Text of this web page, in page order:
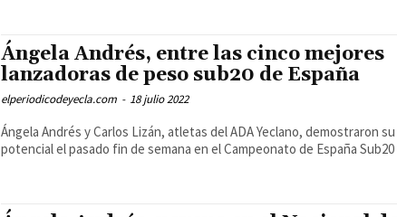
Ángela Andrés, entre las cinco mejores
lanzadoras de peso sub20 de España
elperiodicodeyecla.com - 18 julio 2022
Ángela Andrés y Carlos Lizán, atletas del ADA Yeclano, demostraron su
potencial el pasado fin de semana en el Campeonato de España Sub20